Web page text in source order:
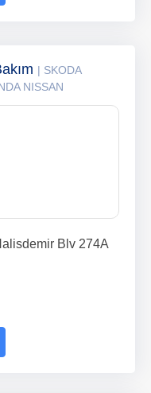
| SKODA
NISSAN
Blv 274A